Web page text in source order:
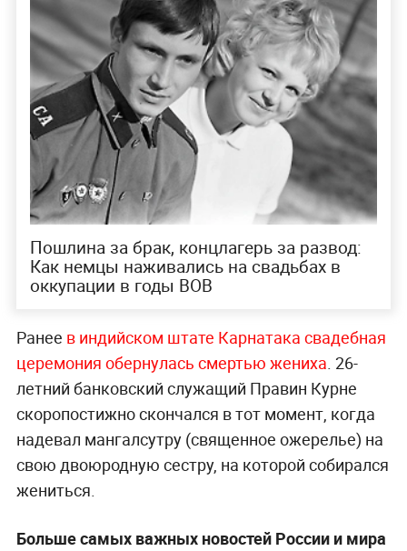
Пошлина за брак, концлагерь за развод:
Как немцы наживались на свадьбах в
оккупации в годы ВОВ
Ранее в индийском штате Карнатака свадебная
церемония обернулась смертью жениха. 26-
летний банковский служащий Правин Курне
скоропостижно скончался в тот момент, когда
надевал мангалсутру (священное ожерелье) на
свою двоюродную сестру, на которой собирался
жениться.
Больше самых важных новостей России и мира